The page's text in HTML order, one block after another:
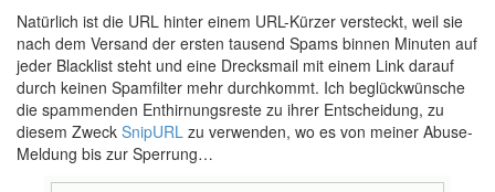
Natürlich ist die URL hinter einem URL-Kürzer versteckt, weil sie
nach dem Versand der ersten tausend Spams binnen Minuten auf
jeder Blacklist steht und eine Drecksmail mit einem Link darauf
durch keinen Spamfilter mehr durchkommt. Ich beglückwünsche
die spammenden Enthirnungsreste zu ihrer Entscheidung, zu
diesem Zweck SnipURL zu verwenden, wo es von meiner Abuse-
Meldung bis zur Sperrung…